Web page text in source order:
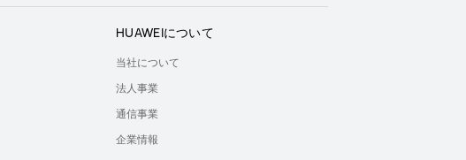
HUAWEIについて
当社について
法人事業
通信事業
企業情報